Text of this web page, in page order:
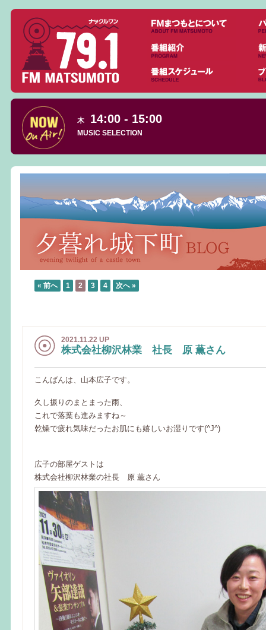
木 14:00 - 15:00
MUSIC SELECTION
« 前へ 1 2 3 4 次へ »
2021.11.22 UP
株式会社柳沢林業 社長 原 薫さん
こんばんは、山本広子です。
久し振りのまとまった雨、
これで落葉も進みますね～
乾燥で疲れ気味だったお肌にも嬉しいお湿りです(^J^)
広子の部屋ゲストは
株式会社柳沢林業の社長 原 薫さん